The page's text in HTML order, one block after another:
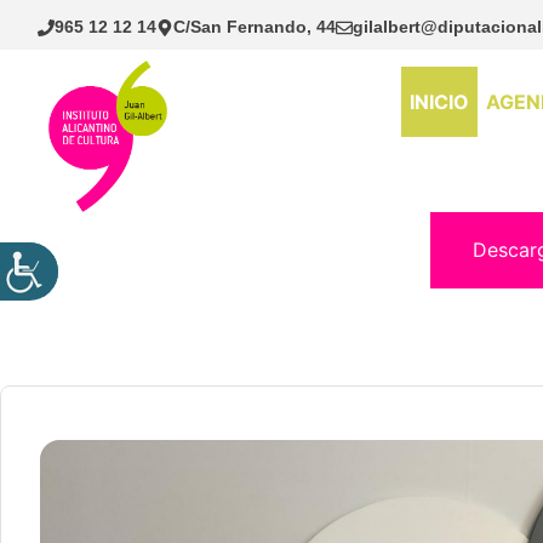
Saltar
965 12 12 14 C/San Fernando, 44
INICIO